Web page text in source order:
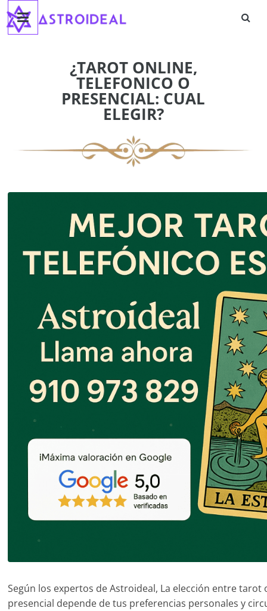
Saltar
contenido
Astroideal
¿TAROT ONLINE,
TELEFONICO O
PRESENCIAL: CUAL
ELEGIR?
Según los expertos de Astroideal, La elección entre tarot
presencial depende de tus preferencias personales y